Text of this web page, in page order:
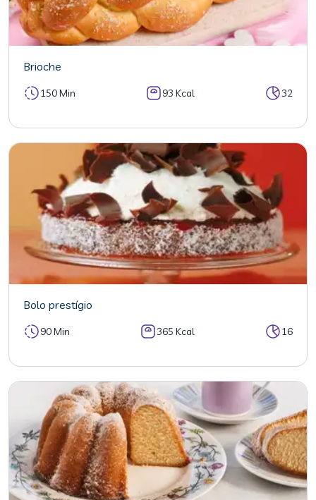
Brioche
150 Min 93 Kcal 32
Bolo prestígio
90 Min 365 Kcal 16